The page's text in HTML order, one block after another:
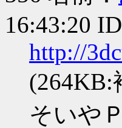
16:43:20
http://
(264KB:
そいや